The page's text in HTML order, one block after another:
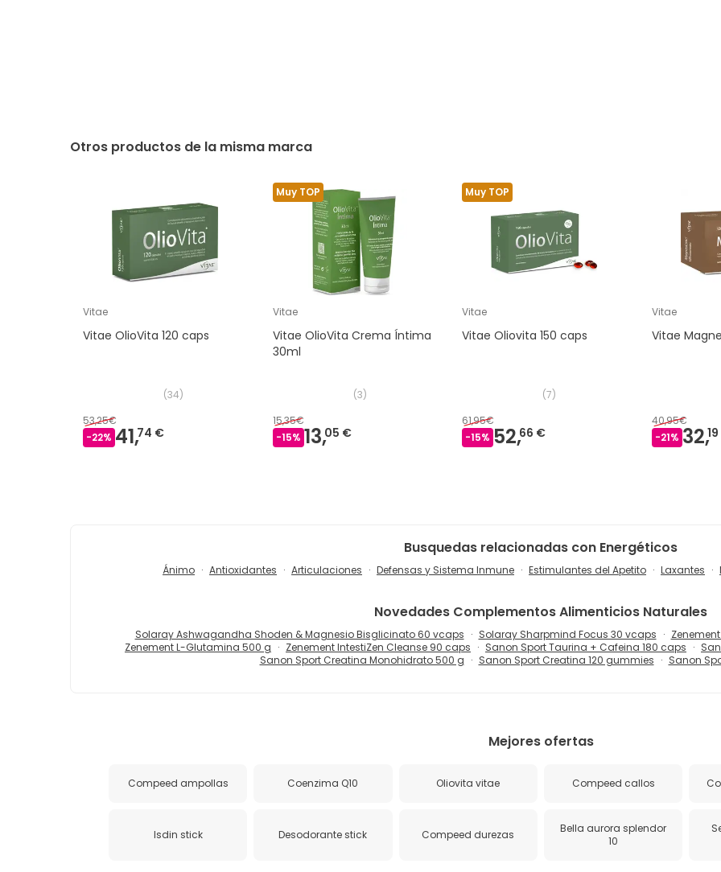
Otros productos de la misma marca
Vitae
Vitae OlioVita 120 caps
(34)
53,25€
-22% 41,74 €
Muy TOP
Vitae
Vitae OlioVita Crema Íntima
30ml
(3)
15,35€
-15% 13,05 €
Muy TOP
Vitae
Vitae Oliovita 150 caps
(7)
61,95€
-15% 52,66 €
Vitae
Vitae
40,95€
-21% 32,
Busquedas relacionadas con Energéticos
Ánimo Antioxidantes Articulaciones Defensas y Sistema Inmune Estimulantes del Apetito Laxantes
Novedades Complementos Alimenticios Naturales
Solaray Ashwagandha Shoden & Magnesio Bisglicinato 60 vcaps Solaray Sharpmind Focus 30 vcaps
Zenement L-Glutamina 500 g
Zenement IntestiZen Cleanse 90 caps Sanon Sport Taurina + Cafeina 180 caps
Sanon Sport Creatina Monohidrato 500 g
Sanon Sport Creatina 120 gummies Sanon
Mejores ofertas
Compeed ampollas Coenzima Q10 Oliovita vitae Compeed callos
Isdin stick Desodorante stick Compeed durezas
Bella aurora splendor
10